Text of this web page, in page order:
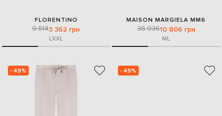
FLORENTINO
9 5143 362 грн
LXXL
MAISON MARGIELA MM6
36 03610 806 грн
ML
- 49% - 49%